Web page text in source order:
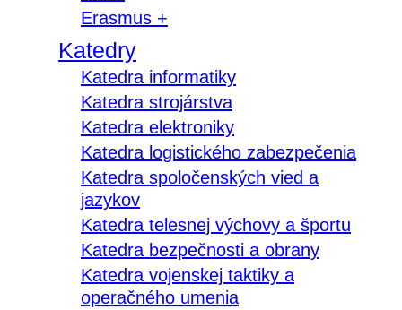
Erasmus +
Katedry
Katedra informatiky
Katedra strojárstva
Katedra elektroniky
Katedra logistického zabezpečenia
Katedra spoločenských vied a
jazykov
Katedra telesnej výchovy a športu
Katedra bezpečnosti a obrany
Katedra vojenskej taktiky a
operačného umenia